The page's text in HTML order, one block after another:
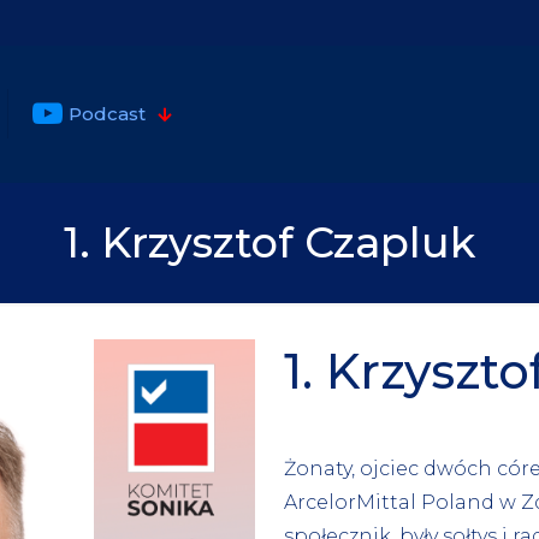
Podcast
1. Krzysztof Czapluk
1.
Żonaty, ojciec dwóch
ArcelorMittal Poland w